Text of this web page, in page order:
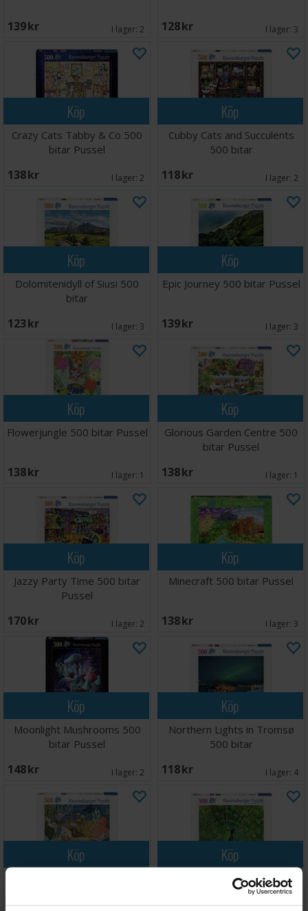
139 SEK I lager: 2 128 SEK I lager: 3
Köp
Crazy Cats Tabby & Co 500
bitar Pussel
138 SEK I lager: 2
Köp
Cubby Cats and Succulents
500 bitar
118 SEK I lager: 2
Köp
Dolomitenidyll of Siusi 500
bitar
123 SEK I lager: 3
Köp
Epic Journey 500 bitar Pussel
139 SEK I lager: 3
Köp
Flowerjungle 500 bitar Pussel
138 SEK I lager: 1
Köp
Glorious Garden Centre 500
bitar Pussel
138 SEK I lager: 1
Köp
Jazzy Party Time 500 bitar
Pussel
170 SEK I lager: 2
Köp
Minecraft 500 bitar Pussel
138 SEK I lager: 3
Köp
Moonlight Mushrooms 500
bitar Pussel
148 SEK I lager: 2
Köp
Northern Lights in Tromsø
500 bitar
118 SEK I lager: 4
Köp Köp
Peacock 500 bitar Pussel